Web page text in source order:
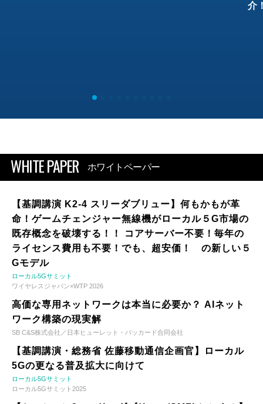
介
WHITE PAPER ホワイトペーパー
【基調講演 K2-4 スリーダブリュー】何もかもが革
命！ゲームチェンジャー無線機がローカル５G市場の
既存概念を破壊する！！ コアサーバー不要！毎年の
ライセンス費用も不要！でも、超安価！ の新しい５
Gモデル
ローカル5Gサミット
ワイヤレスジャパン×WTP 2026
高価な専用ネットワークは本当に必要か？ AIネット
ワーク構築の現実解
SB C&S株式会社／日本ヒューレット・パッカード合同会社
【基調講演・総務省 佐藤移動通信企画官】ローカル
5Gの更なる普及拡大に向けて
ローカル5Gサミット
ローカル5Gサミット2025